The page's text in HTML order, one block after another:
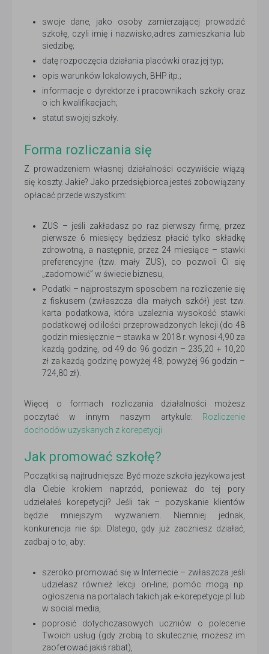
swoje dane, jako osoby zamierzającej prowadzić
szkołę, czyli imię i nazwisko,adres zamieszkania lub
siedzibę;
datę rozpoczęcia działania placówki oraz jej typ;
opis warunków lokalowych, BHP itp.;
informacje o dyrektorze i pracownikach szkoły oraz
o ich kwalifikacjach;
statut swojej szkoły.
Forma rozliczania się
Z prowadzeniem własnej działalności oczywiście wiążą
się koszty. Jakie? Jako przedsiębiorca jesteś zobowiązany
opłacać przede wszystkim:
ZUS – jeśli zakładasz po raz pierwszy firmę, przez
pierwsze 6 miesięcy będziesz płacić tylko składkę
zdrowotną, a następnie, przez 24 miesiące – stawki
preferencyjne (tzw. mały ZUS), co pozwoli Ci się
„zadomowić” w świecie biznesu,
Podatki – najprostszym sposobem na rozliczenie się
z fiskusem (zwłaszcza dla małych szkół) jest tzw.
karta podatkowa, która uzależnia wysokość stawki
podatkowej od ilości przeprowadzonych lekcji (do 48
godzin miesięcznie – stawka w 2018 r. wynosi 4,90 za
każdą godzinę, od 49 do 96 godzin – 235,20 + 10,20
zł za każdą godzinę powyżej 48; powyżej 96 godzin –
724,80 zł).
Więcej o formach rozliczania działalności możesz
poczytać w innym naszym artykule: Rozliczenie
dochodów uzyskanych z korepetycji
Jak promować szkołę?
Początki są najtrudniejsze. Być może szkoła językowa jest
dla Ciebie krokiem naprzód, ponieważ do tej pory
udzielałeś korepetycji? Jeśli tak – pozyskanie klientów
będzie mniejszym wyzwaniem. Niemniej jednak,
konkurencja nie śpi. Dlatego, gdy już zaczniesz działać,
zadbaj o to, aby:
szeroko promować się w Internecie – zwłaszcza jeśli
udzielasz również lekcji on-line; pomóc mogą np.
ogłoszenia na portalach takich jak e-korepetycje.pl lub
w social media,
poprosić dotychczasowych uczniów o polecenie
Twoich usług (gdy zrobią to skutecznie, możesz im
zaoferować jakiś rabat),